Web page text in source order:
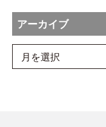
アーカイブ